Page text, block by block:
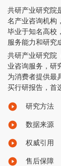
共研产业研究院
名产业咨询机构
毕业于知名高校
服务能力和研究
共研产业研究院
业咨询服务，研
为消费者提供最
买行研报告，首
研究方法
数据来源
权威引用
售后保障